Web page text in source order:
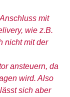
mit
wie z.B.
nicht mit der
ansteuern, da
wird. Also
sich aber